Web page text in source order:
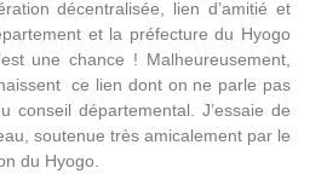
décentralisée, lien d’amitié et
et la préfecture du Hyogo
une chance ! Malheureusement,
ce lien dont on ne parle pas
conseil départemental. J’essaie de
soutenue très amicalement par le
du Hyogo.